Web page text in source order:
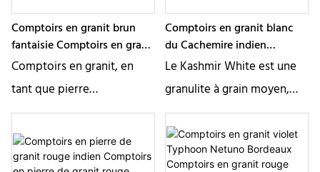
free samples, welcome to
contact us!
contact us!
Comptoirs en granit brun
fantaisie Comptoirs en granit
rouge Armoires de cuisine
Îlot Comptoir en pierre
Comptoirs en granit, en
tant que pierre
traditionnelle pour les
comptoirs d&39;armoires,
le granit a une densité
Comptoirs en granit blanc
du Cachemire indien
Comptoirs en granit pour
armoires de cuisine et îlots
Le Kashmir White est une
granulite à grain moyen,
blanc-gris, avec des
nuances de couleur menthe
et des grenats de couleur